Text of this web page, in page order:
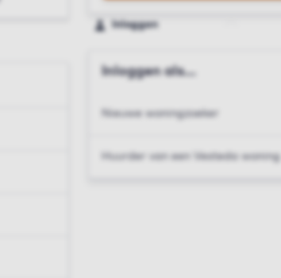
Inloggen
Inloggen als...
Nieuwe woningzoeker
Huurder van een Vesteda woning